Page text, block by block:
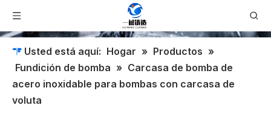
Usted está aquí: Hogar » Productos »
Fundición de bomba » Carcasa de bomba de
acero inoxidable para bombas con carcasa de
voluta